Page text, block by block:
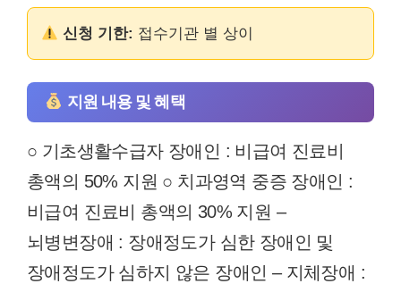
신청 기한: 접수기관 별 상이
지원 내용 및 혜택
○ 기초생활수급자 장애인 : 비급여 진료비
총액의 50% 지원 ○ 치과영역 중증 장애인 :
비급여 진료비 총액의 30% 지원 –
뇌병변장애 : 장애정도가 심한 장애인 및
장애정도가 심하지 않은 장애인 – 지체장애 :